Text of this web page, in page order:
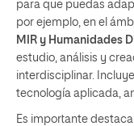
para que puedas
por ejemplo, en el
MIR y Humanidades
estudio, análisis y
interdisciplinar.
tecnología aplicada,
Es importante